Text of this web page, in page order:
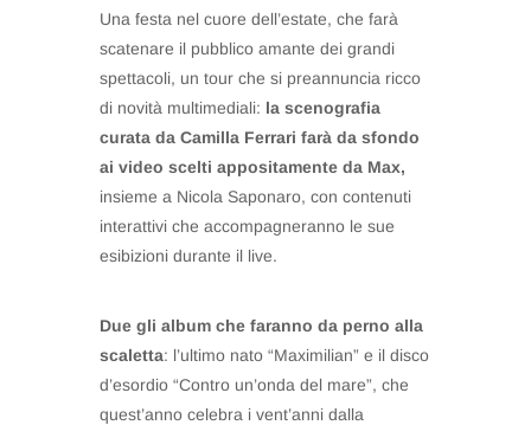
Una festa nel cuore dell’estate, che farà
scatenare il pubblico amante dei grandi
spettacoli, un tour che si preannuncia ricco
di novità multimediali: la scenografia
curata da Camilla Ferrari farà da sfondo
ai video scelti appositamente da Max,
insieme a Nicola Saponaro, con contenuti
interattivi che accompagneranno le sue
esibizioni durante il live.
Due gli album che faranno da perno alla
scaletta: l’ultimo nato “Maximilian” e il disco
d’esordio “Contro un’onda del mare”, che
quest’anno celebra i vent’anni dalla